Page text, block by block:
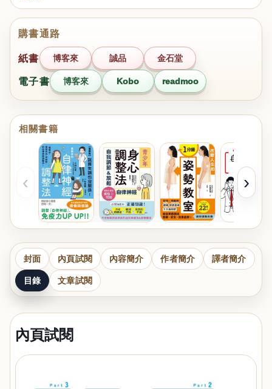
購書通路
紙書 博客來 誠品 金石堂
電子書 博客來 Kobo readmoo
相關書籍
‹ ›
封面 內頁試閱 內容簡介 作者簡介 譯者簡介
目錄 文章試閱
內頁試閱